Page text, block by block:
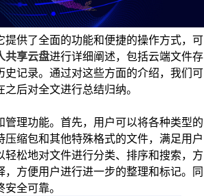
供了全面的功能和便捷的操作方式，可
共享云盘进行详细阐述，包括云端文件存
记录。通过对这些方面的介绍，我们可
后对全文进行总结归纳。
理功能。首先，用户可以将各种类型的
缩包和其他特殊格式的文件，满足用户
轻松地对文件进行分类、排序和搜索，方
方便用户进行进一步的整理和标记。同
全可靠。